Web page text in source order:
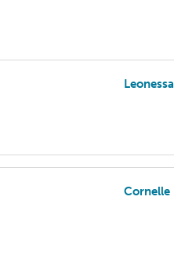
Leonessa
Cornelle